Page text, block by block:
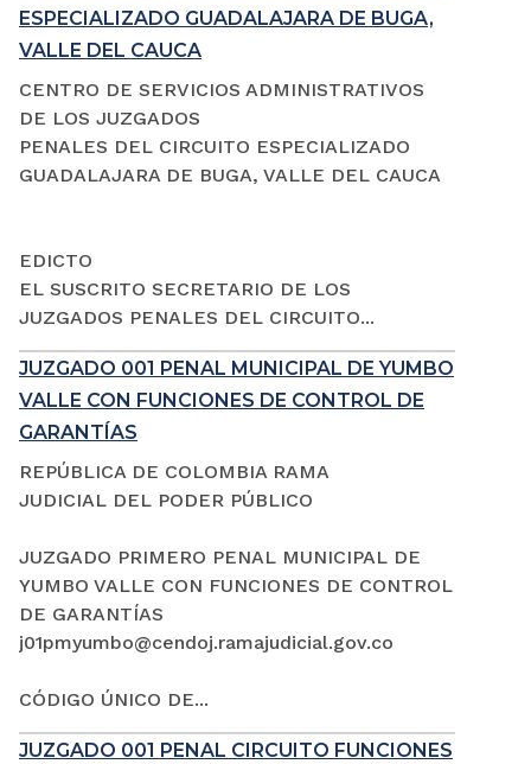
ESPECIALIZADO GUADALAJARA DE BUGA,
VALLE DEL CAUCA
CENTRO DE SERVICIOS ADMINISTRATIVOS
DE LOS JUZGADOS
PENALES DEL CIRCUITO ESPECIALIZADO
GUADALAJARA DE BUGA, VALLE DEL CAUCA
EDICTO
EL SUSCRITO SECRETARIO DE LOS
JUZGADOS PENALES DEL CIRCUITO...
JUZGADO 001 PENAL MUNICIPAL DE YUMBO
VALLE CON FUNCIONES DE CONTROL DE
GARANTÍAS
REPÚBLICA DE COLOMBIA RAMA
JUDICIAL DEL PODER PÚBLICO
JUZGADO PRIMERO PENAL MUNICIPAL DE
YUMBO VALLE CON FUNCIONES DE CONTROL
DE GARANTÍAS
j01pmyumbo@cendoj.ramajudicial.gov.co
CÓDIGO ÚNICO DE...
JUZGADO 001 PENAL CIRCUITO FUNCIONES